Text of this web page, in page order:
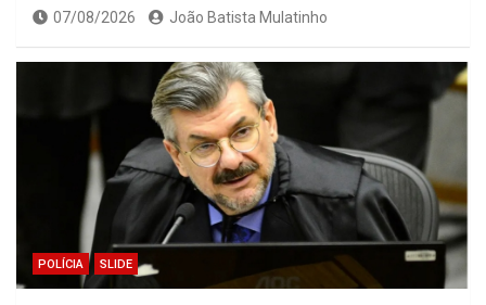
07/08/2026 João Batista Mulatinho
POLÍCIA SLIDE